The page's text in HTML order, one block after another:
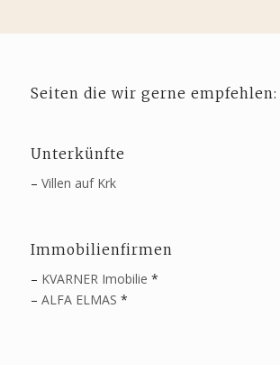
Seiten die wir gerne empfehlen:
Unterkünfte
– Villen auf Krk
Immobilienfirmen
– KVARNER Imobilie *
– ALFA ELMAS *